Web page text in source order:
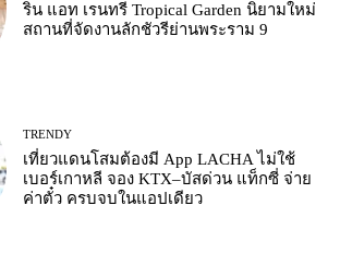
ริน แอท เรนทรี Tropical Garden นิยามใหม่
สถานที่จัดงานลักชัวรีย่านพระราม 9
TRENDY
เที่ยวแดนโสมต้องมี App LACHA ไม่ใช้
เบอร์เกาหลี จอง KTX–บัสด่วน แท็กซี่ จ่าย
ค่าตั๋ว ครบจบในแอปเดียว